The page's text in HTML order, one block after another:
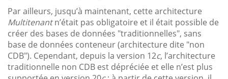
Par ailleurs, jusqu’à maintenant, cette architecture
Multitenantn’était pas obligatoire et il était possible de
créer des bases de données "traditionnelles", sans
base de données conteneur (architecture dite "non
CDB"). Cependant, depuis la version 12c, l’architecture
traditionnelle non CDB est dépréciée et elle n’est plus